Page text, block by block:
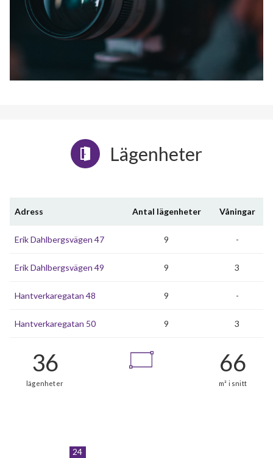
Lägenheter
Adress Antal lägenheter Våningar
Erik Dahlbergsvägen 47 9 -
Erik Dahlbergsvägen 49 9 3
Hantverkaregatan 48 9 -
Hantverkaregatan 50 9 3
24